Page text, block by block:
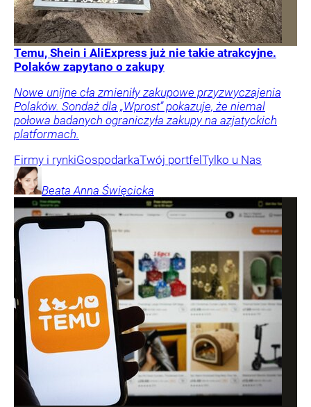
Temu, Shein i AliExpress już nie takie atrakcyjne.
Polaków zapytano o zakupy
Nowe unijne cła zmieniły zakupowe przyzwyczajenia
Polaków. Sondaż dla „Wprost” pokazuje, że niemal
połowa badanych ograniczyła zakupy na azjatyckich
platformach.
Firmy i rynkiGospodarkaTwój portfelTylko u Nas
Beata Anna Święcicka